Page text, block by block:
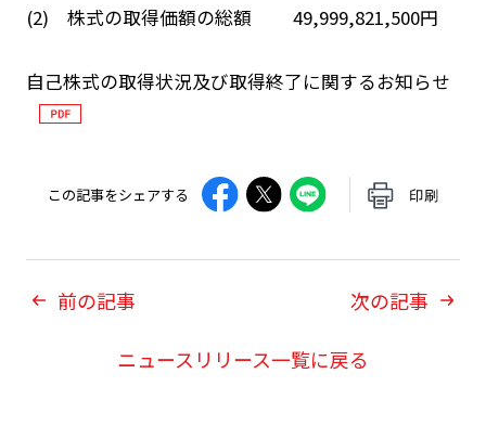
(2) 株式の取得価額の総額 49,999,821,500円
自己株式の取得状況及び取得終了に関するお知らせ
この記事をシェアする
前の記事 次の記事
ニュースリリース一覧に戻る